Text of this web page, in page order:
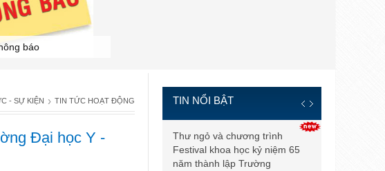
báo
- SỰ KIỆN › TIN TỨC HOẠT ĐỘNG
Đại học Y -
TIN NỔI BẬT
Thư ngỏ và chương trình
Festival khoa học kỷ niệm 65
năm thành lập Trường